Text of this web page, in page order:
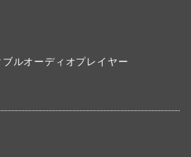
ルオーディオプレイヤー